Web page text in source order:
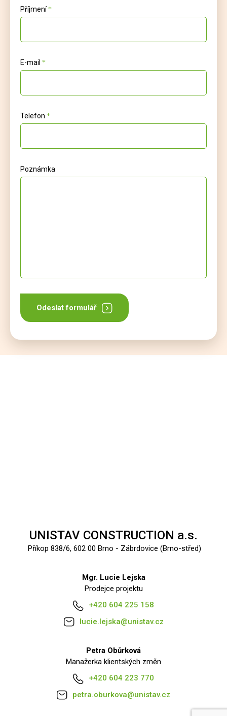
Příjmení
E-mail
Telefon
Poznámka
Odeslat formulář
UNISTAV CONSTRUCTION a.s.
Příkop 838/6, 602 00 Brno - Zábrdovice (Brno-střed)
Mgr. Lucie Lejska
Prodejce projektu
+420 604 225 158
lucie.lejska@unistav.cz
Petra Obůrková
Manažerka klientských změn
+420 604 223 770
petra.oburkova@unistav.cz